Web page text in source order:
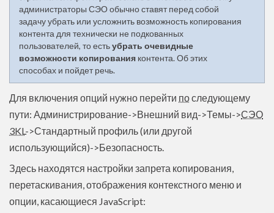
администраторы СЭО обычно ставят перед собой
задачу убрать или усложнить возможность копирования
контента для технически не подкованных
пользователей, то естьубрать очевидные
возможности копирования контента. Об этих
способах и пойдет речь.
Для включения опций нужно перейти последующему
пути: Администрирование->Внешний вид->Темы->СЭО
3KL->Стандартный профиль (или другой
использующийся)->Безопасность.
Здесь находятся настройки запрета копирования,
перетаскивания, отображения контекстного меню и
опции, касающиеся JavaScript: